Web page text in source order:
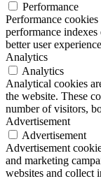
Performance
Performance
performance
better user
Analytics
Analytics
Analytical cookies
the website. These
number of visitors,
Advertisement
Advertisement
Advertisement
and marketing
websites and collect